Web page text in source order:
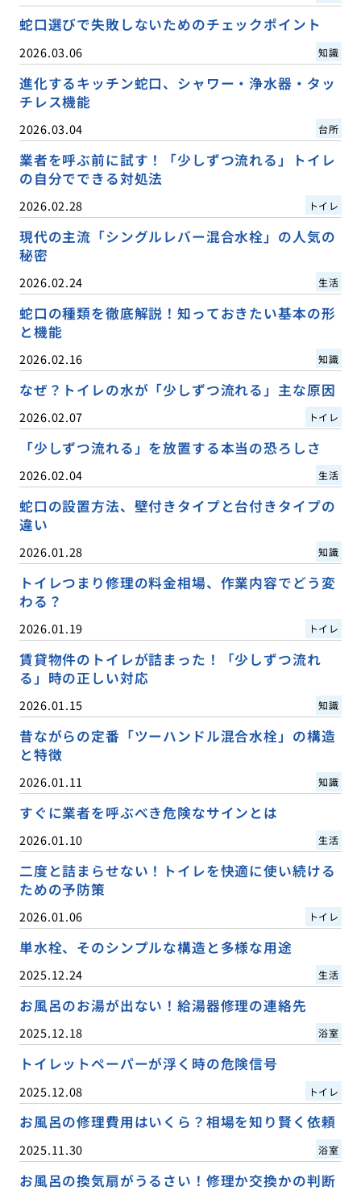
蛇口選びで失敗しないためのチェックポイント
2026.03.06 知識
進化するキッチン蛇口、シャワー・浄水器・タッ
チレス機能
2026.03.04 台所
業者を呼ぶ前に試す！「少しずつ流れる」トイレ
の自分でできる対処法
2026.02.28 トイレ
現代の主流「シングルレバー混合水栓」の人気の
秘密
2026.02.24 生活
蛇口の種類を徹底解説！知っておきたい基本の形
と機能
2026.02.16 知識
なぜ？トイレの水が「少しずつ流れる」主な原因
2026.02.07 トイレ
「少しずつ流れる」を放置する本当の恐ろしさ
2026.02.04 生活
蛇口の設置方法、壁付きタイプと台付きタイプの
違い
2026.01.28 知識
トイレつまり修理の料金相場、作業内容でどう変
わる？
2026.01.19 トイレ
賃貸物件のトイレが詰まった！「少しずつ流れ
る」時の正しい対応
2026.01.15 知識
昔ながらの定番「ツーハンドル混合水栓」の構造
と特徴
2026.01.11 知識
すぐに業者を呼ぶべき危険なサインとは
2026.01.10 生活
二度と詰まらせない！トイレを快適に使い続ける
ための予防策
2026.01.06 トイレ
単水栓、そのシンプルな構造と多様な用途
2025.12.24 生活
お風呂のお湯が出ない！給湯器修理の連絡先
2025.12.18 浴室
トイレットペーパーが浮く時の危険信号
2025.12.08 トイレ
お風呂の修理費用はいくら？相場を知り賢く依頼
2025.11.30 浴室
お風呂の換気扇がうるさい！修理か交換かの判断